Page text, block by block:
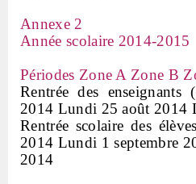
Annexe 2
Année scolaire 2014-2015
Périodes Zone A Zone B
Rentrée des
2014 Lundi 25 août 2014
Rentrée scolaire des
2014 Lundi 1 septembre
2014